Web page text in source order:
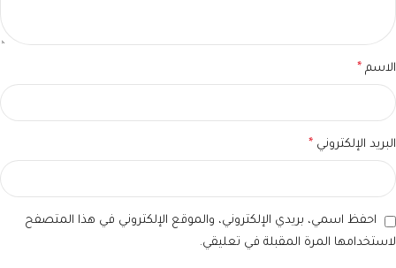
الاسم *
البريد الإلكتروني *
احفظ اسمي، بريدي الإلكتروني، والموقع الإلكتروني في هذا المتصفح
لاستخدامها المرة المقبلة في تعليقي.